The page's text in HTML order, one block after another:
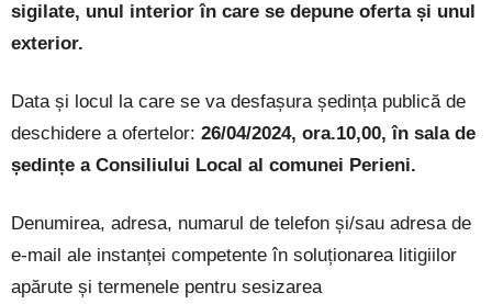
sigilate, unul interior în care se depune oferta și unul
exterior.
Data și locul la care se va desfașura ședința publică de
deschidere a ofertelor: 26/04/2024, ora.10,00, în sala de
ședințe a Consiliului Local al comunei Perieni.
Denumirea, adresa, numarul de telefon și/sau adresa de
e-mail ale instanței competente în soluționarea litigiilor
apărute și termenele pentru sesizarea